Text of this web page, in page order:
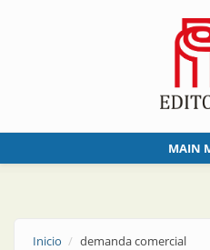
MAIN
Inicio demanda comercial